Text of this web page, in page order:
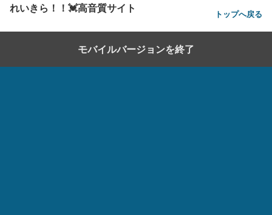
れいきら！！💓高音質サイト トップへ戻る
モバイルバージョンを終了